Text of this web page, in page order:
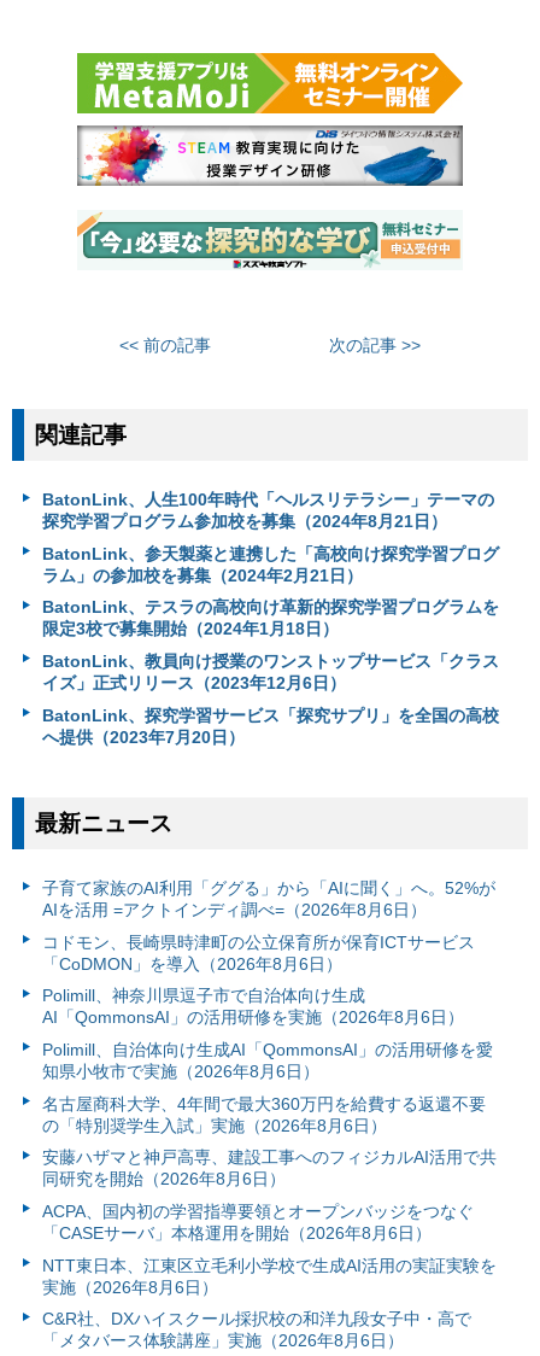
<< 前の記事 次の記事 >>
関連記事
BatonLink、人生100年時代「ヘルスリテラシー」テーマの
探究学習プログラム参加校を募集（2024年8月21日）
BatonLink、参天製薬と連携した「高校向け探究学習プログ
ラム」の参加校を募集（2024年2月21日）
BatonLink、テスラの高校向け革新的探究学習プログラムを
限定3校で募集開始（2024年1月18日）
BatonLink、教員向け授業のワンストップサービス「クラス
イズ」正式リリース（2023年12月6日）
BatonLink、探究学習サービス「探究サプリ」を全国の高校
へ提供（2023年7月20日）
最新ニュース
子育て家族のAI利用「ググる」から「AIに聞く」へ。52%が
AIを活用 =アクトインディ調べ=（2026年8月6日）
コドモン、長崎県時津町の公立保育所が保育ICTサービス
「CoDMON」を導入（2026年8月6日）
Polimill、神奈川県逗子市で自治体向け生成
AI「QommonsAI」の活用研修を実施（2026年8月6日）
Polimill、自治体向け生成AI「QommonsAI」の活用研修を愛
知県小牧市で実施（2026年8月6日）
名古屋商科大学、4年間で最大360万円を給費する返還不要
の「特別奨学生入試」実施（2026年8月6日）
安藤ハザマと神戸高専、建設工事へのフィジカルAI活用で共
同研究を開始（2026年8月6日）
ACPA、国内初の学習指導要領とオープンバッジをつなぐ
「CASEサーバ」本格運用を開始（2026年8月6日）
NTT東日本、江東区立毛利小学校で生成AI活用の実証実験を
実施（2026年8月6日）
C&R社、DXハイスクール採択校の和洋九段女子中・高で
「メタバース体験講座」実施（2026年8月6日）